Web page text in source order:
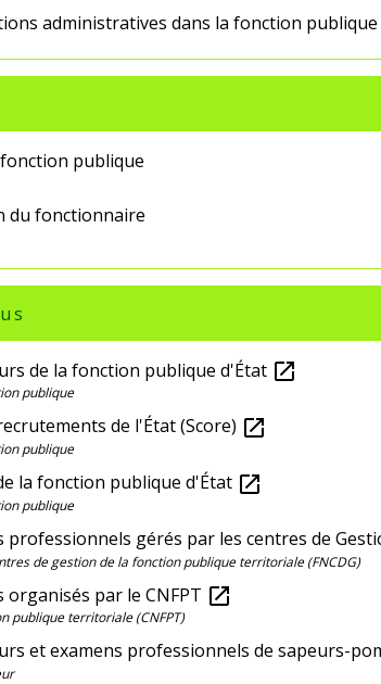
administratives dans la fonction publique
publique
du fonctionnaire
de la fonction publique d'État open_in_new
publique
de l'État (Score) open_in_new
publique
la fonction publique d'État open_in_new
publique
professionnels gérés par les centres de
de gestion de la fonction publique territoriale (FNCDG)
par le CNFPT open_in_new
publique territoriale (CNFPT)
et examens professionnels de sapeurs-